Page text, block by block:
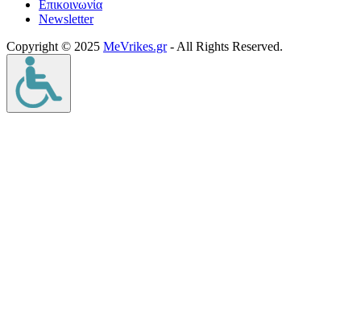
Επικοινωνία
Νewsletter
Copyright © 2025 MeVrikes.gr- All Rights Reserved.